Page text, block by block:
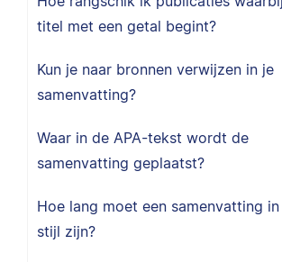
titel met een getal begint?
Kun je naar bronnen verwijzen in je
samenvatting?
Waar in de APA-tekst wordt de
samenvatting geplaatst?
Hoe lang moet een samenvatting in
stijl zijn?